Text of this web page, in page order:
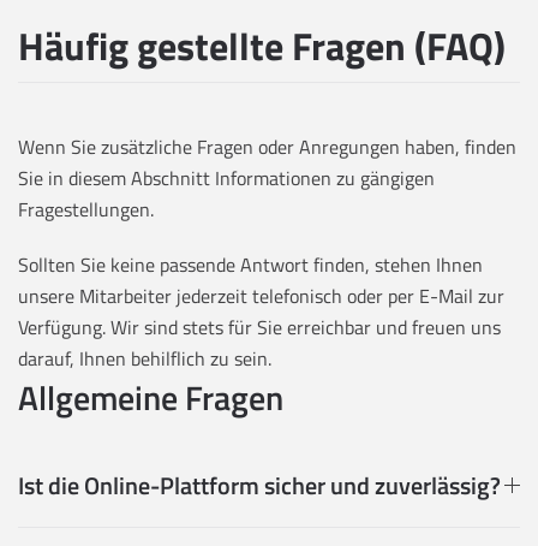
Häufig gestellte Fragen (FAQ)
Wenn Sie zusätzliche Fragen oder Anregungen haben, finden
Sie in diesem Abschnitt Informationen zu gängigen
Fragestellungen.
Sollten Sie keine passende Antwort finden, stehen Ihnen
unsere Mitarbeiter jederzeit telefonisch oder per E-Mail zur
Verfügung. Wir sind stets für Sie erreichbar und freuen uns
darauf, Ihnen behilflich zu sein.
Allgemeine Fragen
Ist die Online-Plattform sicher und zuverlässig?